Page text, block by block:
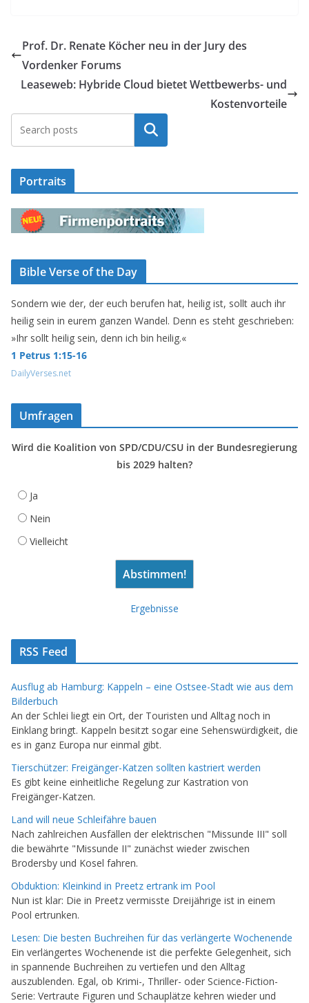
Prof. Dr. Renate Köcher neu in der Jury des
Vordenker Forums
Leaseweb: Hybride Cloud bietet Wettbewerbs- und
Kostenvorteile
Suchen
Portraits
Bible Verse of the Day
Sondern wie der, der euch berufen hat, heilig ist, sollt auch ihr
heilig sein in eurem ganzen Wandel. Denn es steht geschrieben:
»Ihr sollt heilig sein, denn ich bin heilig.«
1 Petrus 1:15-16
DailyVerses.net
Umfragen
Wird die Koalition von SPD/CDU/CSU in der Bundesregierung
bis 2029 halten?
Ja
Nein
Vielleicht
Ergebnisse
RSS Feed
Ausflug ab Hamburg: Kappeln – eine Ostsee-Stadt wie aus dem
Bilderbuch
An der Schlei liegt ein Ort, der Touristen und Alltag noch in
Einklang bringt. Kappeln besitzt sogar eine Sehenswürdigkeit, die
es in ganz Europa nur einmal gibt.
Tierschützer: Freigänger-Katzen sollten kastriert werden
Es gibt keine einheitliche Regelung zur Kastration von
Freigänger-Katzen.
Land will neue Schleifähre bauen
Nach zahlreichen Ausfällen der elektrischen "Missunde III" soll
die bewährte "Missunde II" zunächst wieder zwischen
Brodersby und Kosel fahren.
Obduktion: Kleinkind in Preetz ertrank im Pool
Nun ist klar: Die in Preetz vermisste Dreijährige ist in einem
Pool ertrunken.
Lesen: Die besten Buchreihen für das verlängerte Wochenende
Ein verlängertes Wochenende ist die perfekte Gelegenheit, sich
in spannende Buchreihen zu vertiefen und den Alltag
auszublenden. Egal, ob Krimi-, Thriller- oder Science-Fiction-
Serie: Vertraute Figuren und Schauplätze kehren wieder und